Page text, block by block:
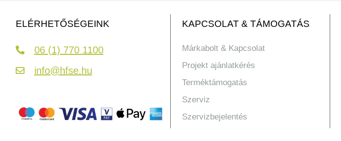
ELÉRHETŐSÉGEINK
06 (1) 770 1100
info@hfse.hu
KAPCSOLAT & TÁMOGATÁS
Márkabolt & Kapcsolat
Projekt ajánlatkérés
Terméktámogatás
Szerviz
Szervizbejelentés